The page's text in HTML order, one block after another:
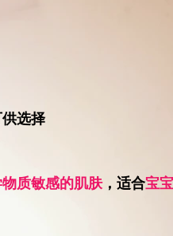
选择
质敏感的肌肤，适合宝宝